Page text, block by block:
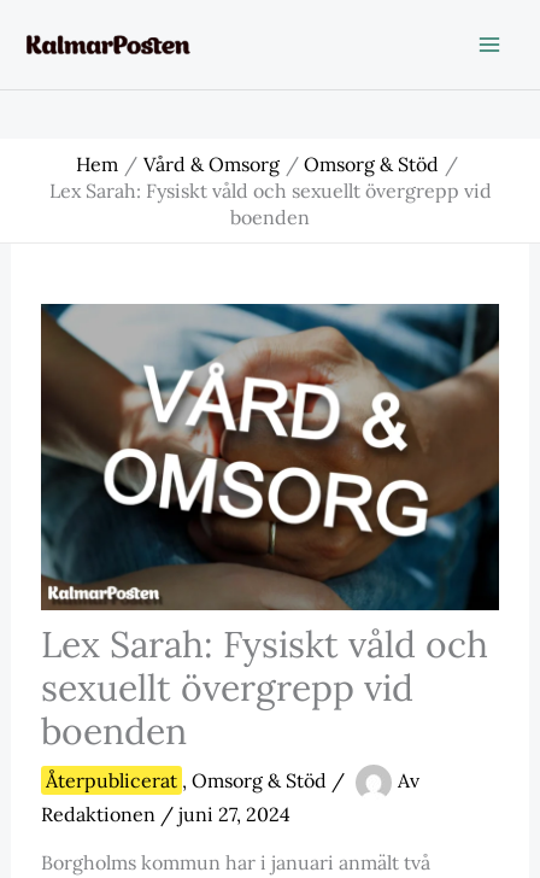
Hem Vård & Omsorg
Omsorg & Stöd
Lex Sarah: Fysiskt våld och sexuellt övergrepp vid
boenden
Lex Sarah: Fysiskt våld och
sexuellt övergrepp vid
boenden
Återpublicerat , Omsorg & Stöd /
Av
Redaktionen / juni 27, 2024
Borgholms kommun har i januari anmält två